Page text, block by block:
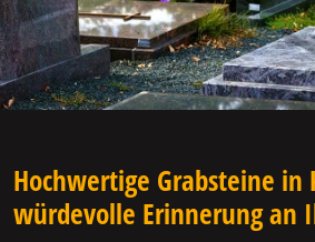
Hochwertige Grabsteine in
würdevolle Erinnerung an